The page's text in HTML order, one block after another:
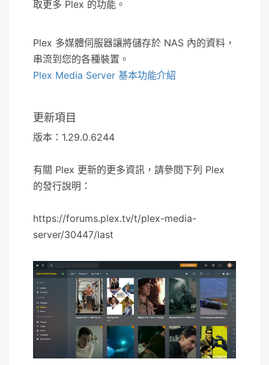
取更多 Plex 的功能。
Plex 多媒體伺服器讓將儲存於 NAS 內的資料，
串流到您的各種裝置。
Plex Media Server 基本功能介紹
更新項目
版本：1.29.0.6244
有關 Plex 更新的更多資訊，請參閱下列 Plex
的發行說明：
https://forums.plex.tv/t/plex-media-
server/30447/last